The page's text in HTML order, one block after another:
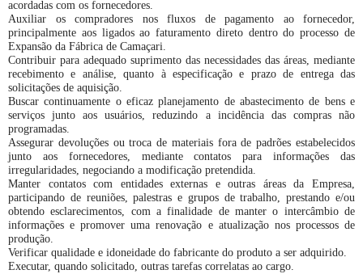
acordadas com os fornecedores.
Auxiliar os compradores nos fluxos de pagamento ao fornecedor,
principalmente aos ligados ao faturamento direto dentro do processo de
Expansão da Fábrica de Camaçari.
Contribuir para adequado suprimento das necessidades das áreas, mediante
recebimento e análise, quanto à especificação e prazo de entrega das
solicitações de aquisição.
Buscar continuamente o eficaz planejamento de abastecimento de bens e
serviços junto aos usuários, reduzindo a incidência das compras não
programadas.
Assegurar devoluções ou troca de materiais fora de padrões estabelecidos
junto aos fornecedores, mediante contatos para informações das
irregularidades, negociando a modificação pretendida.
Manter contatos com entidades externas e outras áreas da Empresa,
participando de reuniões, palestras e grupos de trabalho, prestando e/ou
obtendo esclarecimentos, com a finalidade de manter o intercâmbio de
informações e promover uma renovação e atualização nos processos de
produção.
Verificar qualidade e idoneidade do fabricante do produto a ser adquirido.
Executar, quando solicitado, outras tarefas correlatas ao cargo.